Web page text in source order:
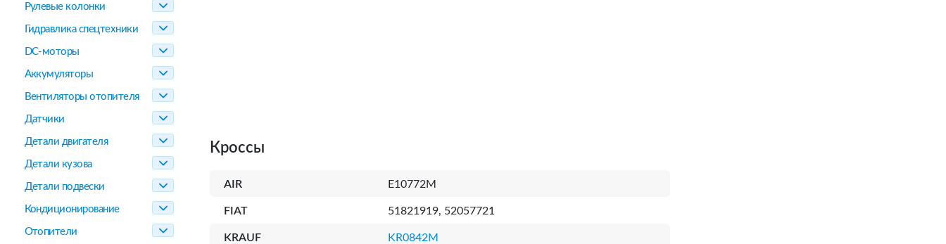
Рулевые колонки
Гидравлика спецтехники
DC-моторы
Аккумуляторы
Вентиляторы отопителя
Датчики
Детали двигателя
Детали кузова
Детали подвески
Кондиционирование
Отопители
Кроссы
AIR E10772M
FIAT 51821919, 52057721
KRAUF KR0842M